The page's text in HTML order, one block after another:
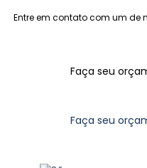
Entre em contato com um de
Faça seu
Faça seu